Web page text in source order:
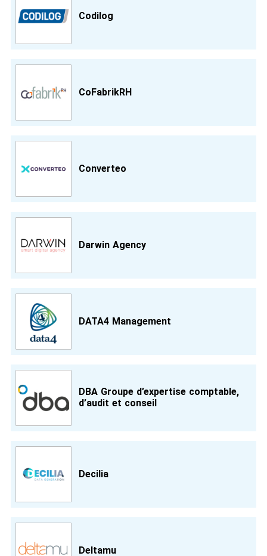
Codilog
CoFabrikRH
Converteo
Darwin Agency
DATA4 Management
DBA Groupe d’expertise comptable,
d’audit et conseil
Decilia
Deltamu